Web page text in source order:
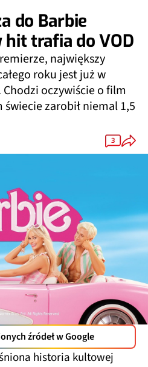
do Barbie
hit trafia do VOD
największy
roku jest już w
oczywiście o film
świecie zarobił niemal 1,5
3
źródeł w Google
historia kultowej